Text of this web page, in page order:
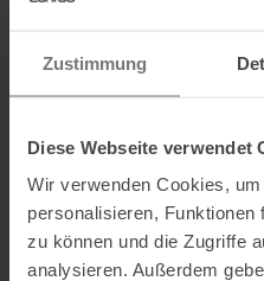
Zustimmung
Diese Webseite verwendet
Wir verwenden Cookies,
personalisieren, Funktionen
zu können und die Zugriffe
analysieren. Außerdem
UVP 199,95
169,95 €
ZUMPRODUKT